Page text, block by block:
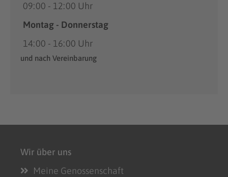
09:00 - 12:00 Uhr
Montag - Donnerstag
14:00 - 16:00 Uhr
und nach Vereinbarung
Wir über uns
Meine Genossenschaft